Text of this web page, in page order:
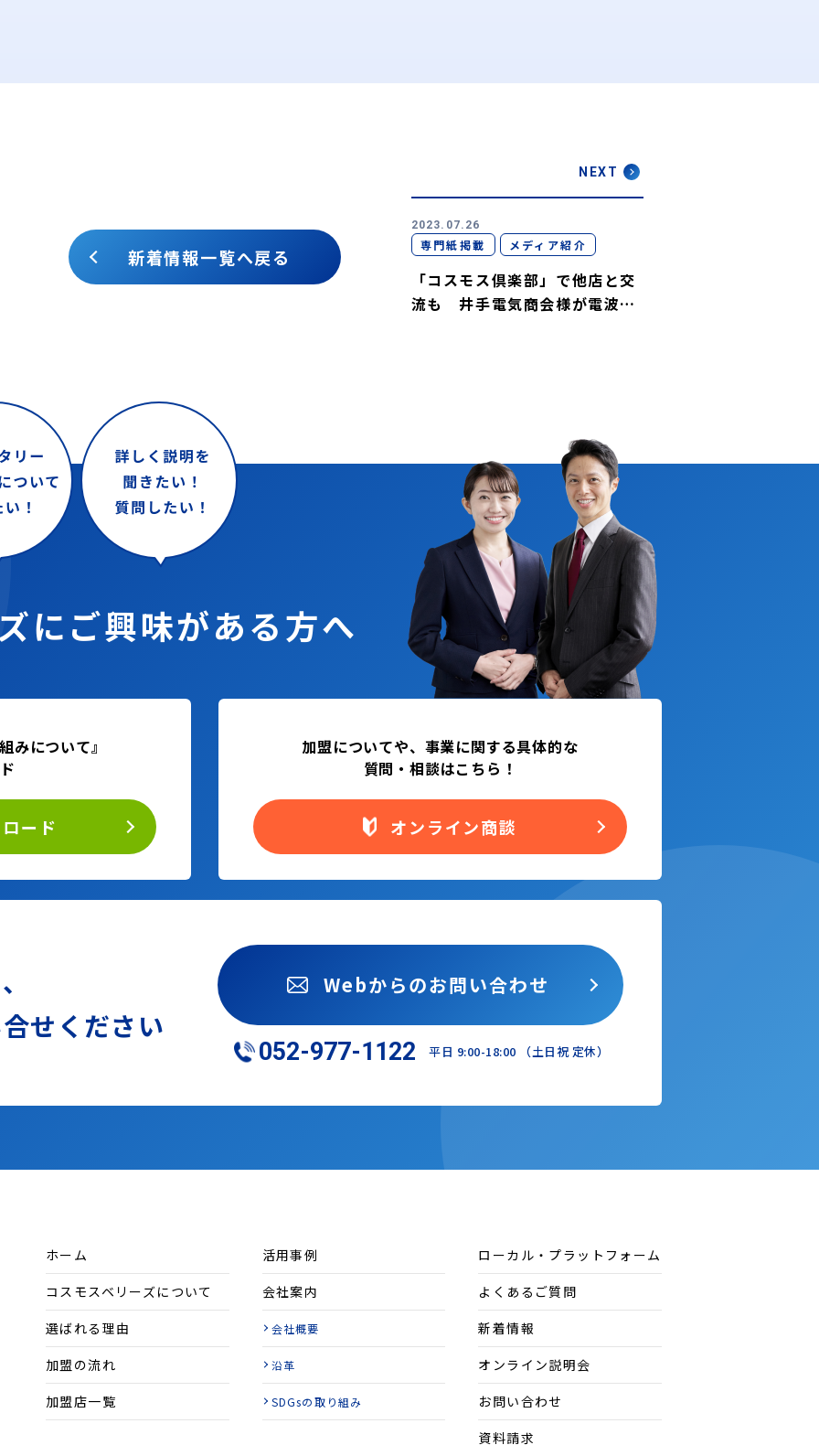
新着情報一覧へ戻る
NEXT
2023.07.26
専門紙掲載 メディア紹介
「コスモス倶楽部」で他店と交
流も 井手電気商会様が電波新
にご興味がある方へ
みについて』
ード
加盟についてや、事業に関する具体的な
質問・相談はこちら！
オンライン商談
せください
052-977-1122 平日 9:00-18:00 （土日祝 定休）
Webからのお問い合わせ
ホーム 活用事例
ローカル・プラットフォーム
コスモスベリーズについて
会社案内
よくあるご質問
選ばれる理由
会社概要
新着情報
加盟の流れ
沿革
オンライン説明会
加盟店一覧
SDGsの取り組み
お問い合わせ
資料請求